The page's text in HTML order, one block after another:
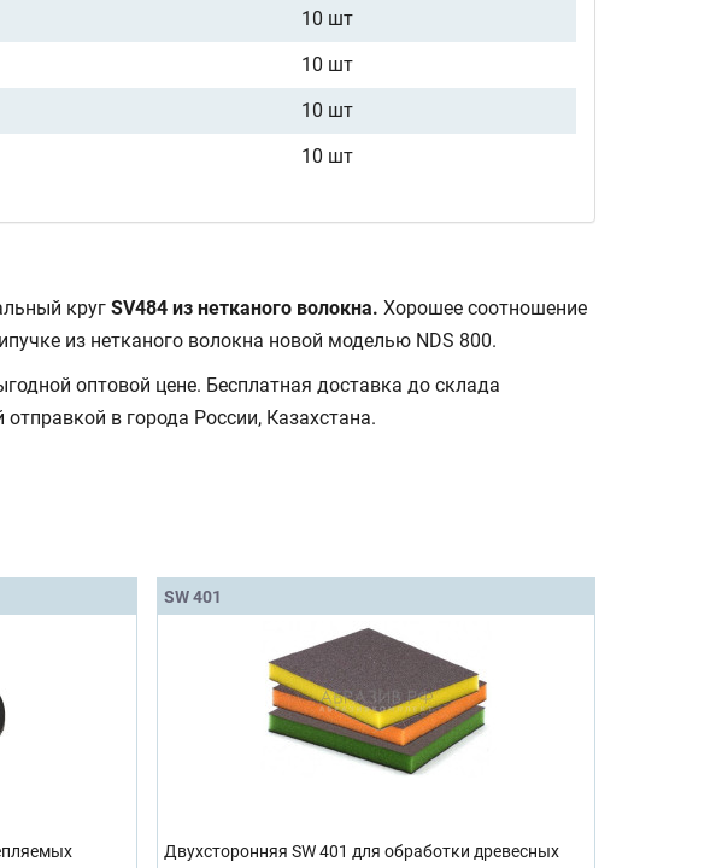
10 шт
10 шт
10 шт
10 шт
круг SV484 из нетканого волокна. Хорошее соотношение
из нетканого волокна новой моделью NDS 800.
оптовой цене. Бесплатная доставка до склада
в города России, Казахстана.
SW 401
Двухсторонняя SW 401 для обработки древесных